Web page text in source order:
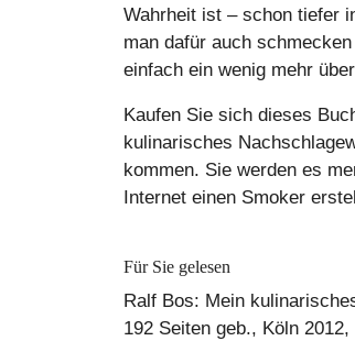
Wahrheit ist – schon tiefer
man dafür auch
einfach ein wenig mehr
Kaufen Sie sich dieses
kulinarisches
kommen. Sie werden es
Internet einen Smoker
Für Sie gelesen
Ralf Bos: Mein
192 Seiten geb., Köln 2012,